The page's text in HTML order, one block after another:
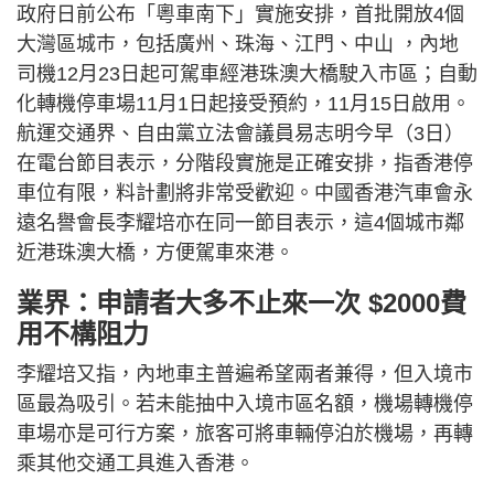
政府日前公布「粵車南下」實施安排，首批開放4個
大灣區城巿，包括廣州、珠海、江門、中山 ，內地
司機12月23日起可駕車經港珠澳大橋駛入市區；自動
化轉機停車場11月1日起接受預約，11月15日啟用。
航運交通界、自由黨立法會議員易志明今早（3日）
在電台節目表示，分階段實施是正確安排，指香港停
車位有限，料計劃將非常受歡迎。中國香港汽車會永
遠名譽會長李耀培亦在同一節目表示，這4個城市鄰
近港珠澳大橋，方便駕車來港。
業界：申請者大多不止來一次 $2000費
用不構阻力
李耀培又指，內地車主普遍希望兩者兼得，但入境市
區最為吸引。若未能抽中入境市區名額，機場轉機停
車場亦是可行方案，旅客可將車輛停泊於機場，再轉
乘其他交通工具進入香港。